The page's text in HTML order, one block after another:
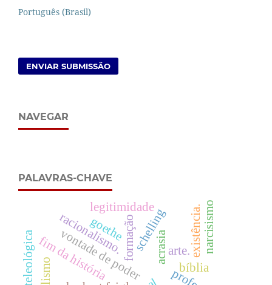
Português (Brasil)
ENVIAR SUBMISSÃO
NAVEGAR
PALAVRAS-CHAVE
bíblia
vontade de poder acrasia
formação
fim da história arte.
schelling
racionalismo. existência.
legitimidade
goethe narcisismo